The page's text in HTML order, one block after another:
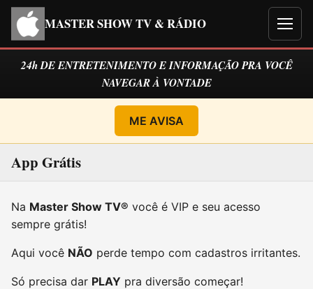
MASTER SHOW TV & RÁDIO
24h DE ENTRETENIMENTO E INFORMAÇÃO PRA VOCÊ
NAVEGAR À VONTADE
ME AVISA
App Grátis
Na Master Show TV® você é VIP e seu acesso
sempre grátis!
Aqui você NÃO perde tempo com cadastros irritantes.
Só precisa dar PLAY pra diversão começar!